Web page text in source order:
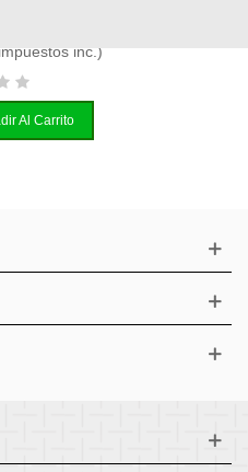
inc.)
Al Carrito